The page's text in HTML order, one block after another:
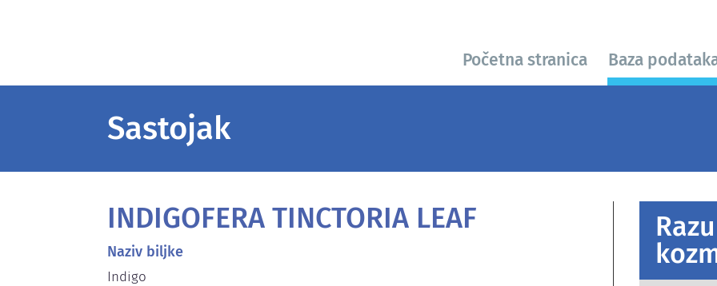
Početna stranica Baza
Sastojak
INDIGOFERA TINCTORIA LEAF
Naziv biljke
Indigo